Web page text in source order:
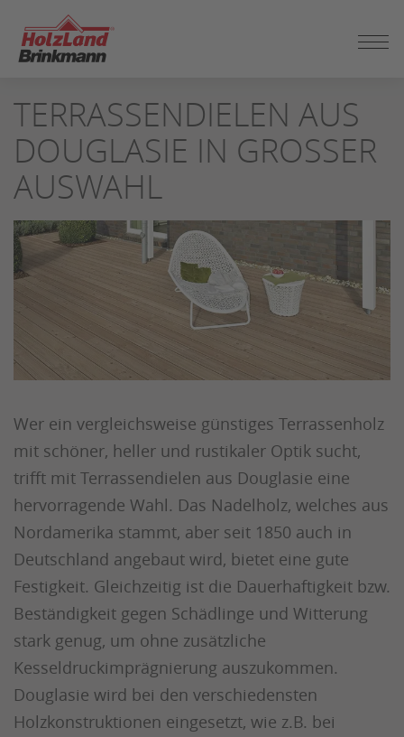
SEITENINHALT
SPRINGEN
TERRASSENDIELEN AUS
DOUGLASIE IN GROSSER A
USWAHL
Wer ein vergleichsweise günstiges Terrassenholz
mit schöner, heller und rustikaler Optik sucht,
trifft mit Terrassendielen aus Douglasie eine
hervorragende Wahl. Das Nadelholz, welches aus
Nordamerika stammt, aber seit 1850 auch in
Deutschland angebaut wird, bietet eine gute
Festigkeit. Gleichzeitig ist die Dauerhaftigkeit bzw.
Beständigkeit gegen Schädlinge und Witterung
stark genug, um ohne zusätzliche
Kesseldruckimprägnierung auszukommen.
Douglasie wird bei den verschiedensten
Holzkonstruktionen eingesetzt, wie z.B. bei